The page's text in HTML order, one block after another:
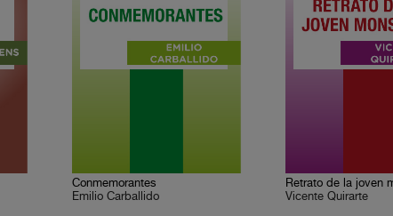
Conmemorantes
Emilio Carballido
Retrato de la joven
Vicente Quirarte